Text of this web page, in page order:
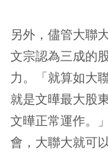
另外，儘管大聯
文宗認為三成的
力。「就算如大
就是文曄最大股
文曄正常運作。
會，大聯大就可